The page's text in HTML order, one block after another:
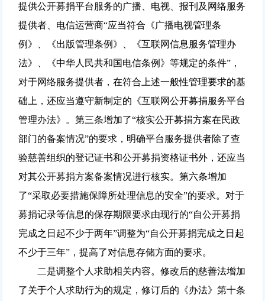
提供公开募捐平台服务的广播、电视、报刊及网络服务
提供者、电信运营商“应当符合《广播电视管理条
例》、《出版管理条例》、《互联网信息服务管理办
法》、《中华人民共和国电信条例》等规定的条件”，
对于网络服务提供者，在符合上述一般性管理要求的基
础上，还应当遵守新制定的《互联网公开募捐服务平台
管理办法》。第三条增加了“核实公开募捐方案在民政
部门的备案情况”的要求，明确平台服务提供者除了查
验慈善组织的登记证书和公开募捐资格证书外，还应当
对其公开募捐方案备案情况进行核实。第六条增加
了“采取必要措施保障所处理信息的安全”的要求。对于
募捐记录等信息的保存期限要求由现行的“自公开募捐
完成之日起不少于两年”调整为“自公开募捐完成之日起
不少于三年”，提高了对信息存储方面的要求。
二是调整个人求助相关内容。修改后的慈善法增加
了关于个人求助行为的规定，修订后的《办法》第十条